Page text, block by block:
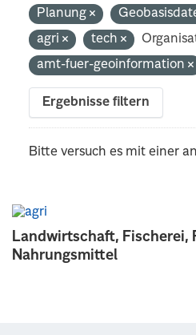
Landwirtschaft, Fischerei,
Nahrungsmittel
Planung
agri
tech
amt-fuer-geoinformation
Ergebnisse filtern
Bitte versuch es mit einer